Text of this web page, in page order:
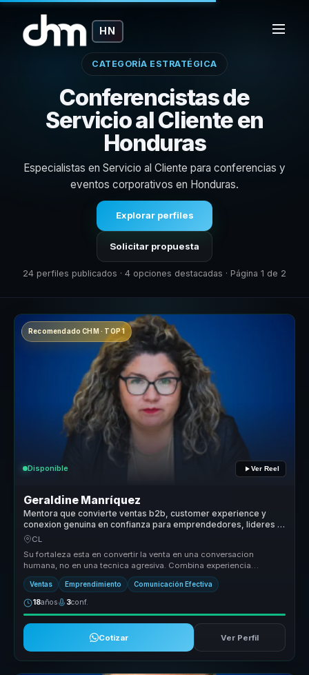
HN
CATEGORÍA ESTRATÉGICA
Conferencistas de
Servicio al Cliente en
Honduras
Especialistas en Servicio al Cliente para conferencias y
eventos corporativos en Honduras.
Explorar perfiles
Solicitar propuesta
24 perfiles publicados · 4 opciones destacadas · Página 1 de 2
Recomendado CHM · TOP 1
Disponible Ver Reel
Geraldine Manríquez
Mentora que convierte ventas b2b, customer experience y
conexion genuina en confianza para emprendedores, lideres y
equipos.
CL
Su fortaleza esta en convertir la venta en una conversacion
humana, no en una tecnica agresiva. Combina experiencia
emprendedora, pedagog...
Ventas Emprendimiento Comunicación Efectiva
18años 3conf.
Cotizar Ver Perfil